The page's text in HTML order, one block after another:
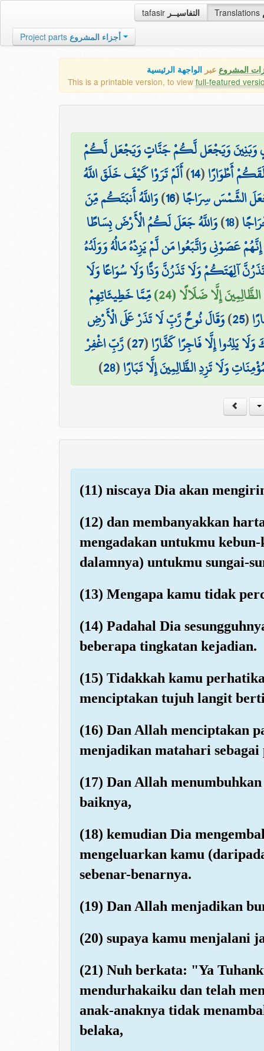
tafasir التفاسيــر Translations
Project parts أجزاء المشروع
المشروع عبر الواجهة الرئيسية
This is a printable version, to view full-featured
وَبَنِينَ وَيَجْعَل لَّكُمْ جَنَّاتٍ وَيَجْعَل لَّكُمْ
أَطْوَارًا(
14
)أَلَمْ تَرَوْا كَيْفَ خَلَقَ اللَّهُ
الشَّمْسَ سِرَاجًا(
16
)وَاللَّهُ أَنبَتَكُم مِّنَ
(
18
)وَاللَّهُ جَعَلَ لَكُمُ الْأَرْضَ بِسَاطًا
عَصَوْنِي وَاتَّبَعُوا مَن لَّمْ يَزِدْهُ مَالُهُ وَوَلَدُهُ
تَذَرُنَّ آلِهَتَكُمْ وَلَا تَذَرُنَّ وَدًّا وَلَا سُوَاعًا وَلَا
إِلَّا ضَلَالًا (24)
مِّمَّا خَطِيئَاتِهِمْ
(
25
)وَقَالَ نُوحٌ رَّبِّ لَا تَذَرْ عَلَى الْأَرْضِ
يَلِدُوا إِلَّا فَاجِرًا كَفَّارًا(
27
)رَّبِّ اغْفِرْ
وَلَا تَزِدِ الظَّالِمِينَ إِلَّا تَبَارًا(
28
)
(11) niscaya Dia akan
(12) dan membanyakkan
mengadakan untukmu
dalamnya) untukmu sungai-
(13) Mengapa kamu tidak
(14) Padahal Dia
beberapa tingkatan kejadian.
(15) Tidakkah kamu
menciptakan tujuh langit
(16) Dan Allah menciptakan
menjadikan matahari sebagai
(17) Dan Allah
baiknya,
(18) kemudian Dia
mengeluarkan kamu
sebenar-benarnya.
(19) Dan Allah menjadikan
(20) supaya kamu menjalani
(21) Nuh berkata: "Ya
mendurhakaiku dan telah
anak-anaknya tidak
belaka,